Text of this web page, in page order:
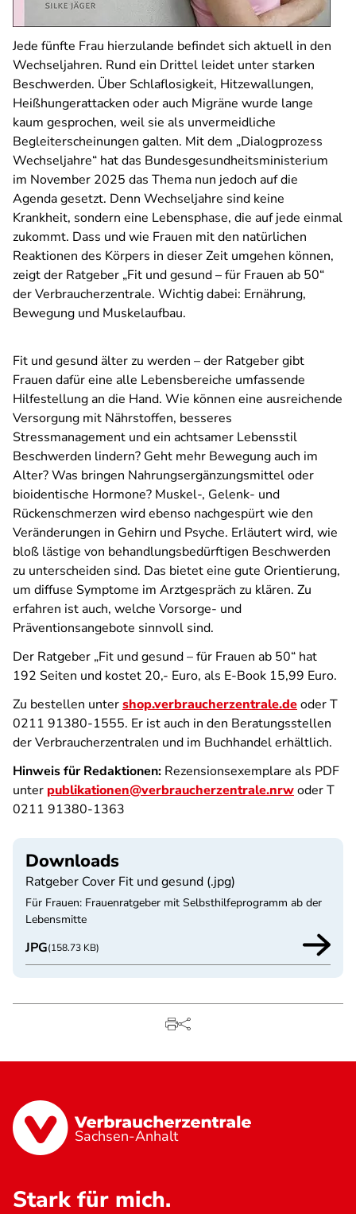
Jede fünfte Frau hierzulande befindet sich aktuell in den
Wechseljahren. Rund ein Drittel leidet unter starken
Beschwerden. Über Schlaflosigkeit, Hitzewallungen,
Heißhungerattacken oder auch Migräne wurde lange
kaum gesprochen, weil sie als unvermeidliche
Begleiterscheinungen galten. Mit dem „Dialogprozess
Wechseljahre“ hat das Bundesgesundheitsministerium
im November 2025 das Thema nun jedoch auf die
Agenda gesetzt. Denn Wechseljahre sind keine
Krankheit, sondern eine Lebensphase, die auf jede einmal
zukommt. Dass und wie Frauen mit den natürlichen
Reaktionen des Körpers in dieser Zeit umgehen können,
zeigt der Ratgeber „Fit und gesund – für Frauen ab 50“
der Verbraucherzentrale. Wichtig dabei: Ernährung,
Bewegung und Muskelaufbau.
Fit und gesund älter zu werden – der Ratgeber gibt
Frauen dafür eine alle Lebensbereiche umfassende
Hilfestellung an die Hand. Wie können eine ausreichende
Versorgung mit Nährstoffen, besseres
Stressmanagement und ein achtsamer Lebensstil
Beschwerden lindern? Geht mehr Bewegung auch im
Alter? Was bringen Nahrungsergänzungsmittel oder
bioidentische Hormone? Muskel-, Gelenk- und
Rückenschmerzen wird ebenso nachgespürt wie den
Veränderungen in Gehirn und Psyche. Erläutert wird, wie
bloß lästige von behandlungsbedürftigen Beschwerden
zu unterscheiden sind. Das bietet eine gute Orientierung,
um diffuse Symptome im Arztgespräch zu klären. Zu
erfahren ist auch, welche Vorsorge- und
Präventionsangebote sinnvoll sind.
Der Ratgeber „Fit und gesund – für Frauen ab 50“ hat
192 Seiten und kostet 20,- Euro, als E-Book 15,99 Euro.
Zu bestellen untershop.verbraucherzentrale.deoder T
0211 91380-1555. Er ist auch in den Beratungsstellen
der Verbraucherzentralen und im Buchhandel erhältlich.
Hinweis für Redaktionen: Rezensionsexemplare als PDF
unter publikationen@verbraucherzentrale.nrwoder T
0211 91380-1363
Downloads
Ratgeber Cover Fit und gesund (.jpg)
Für Frauen: Frauenratgeber mit Selbsthilfeprogramm ab der
Lebensmitte
JPG(158.73 KB)
Sachsen-Anhalt
Stark für mich.